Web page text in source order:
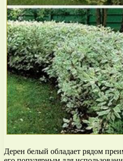
Дерен белый обладает рядом